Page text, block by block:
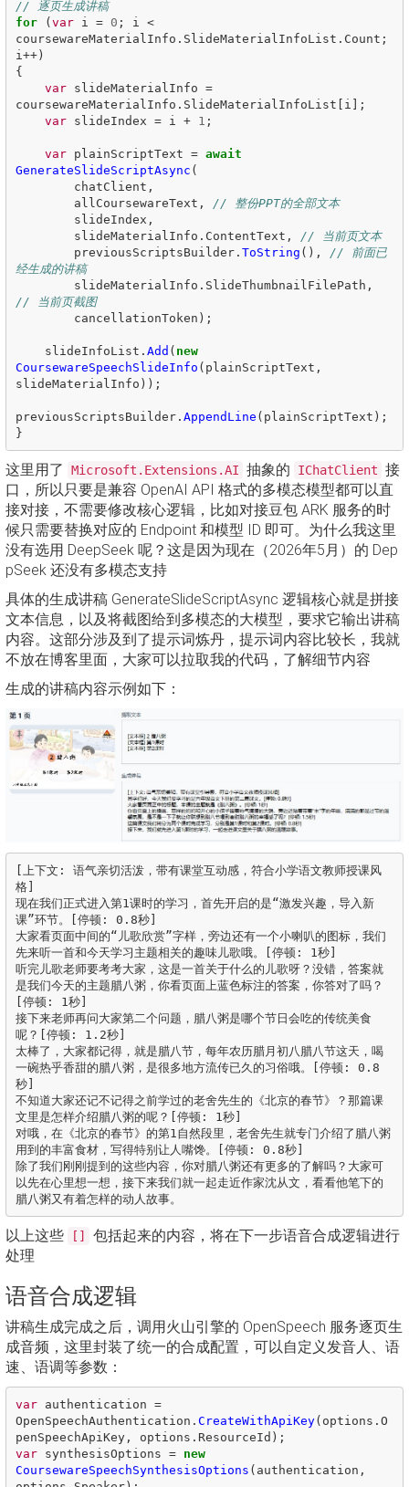
// 逐页生成讲稿
for
( var i = 0 ; i
<
coursewareMaterialInfo . SlideMaterialInfoList . Count ;
i ++)
{
var
slideMaterialInfo =
coursewareMaterialInfo . SlideMaterialInfoList i
];
var
slideIndex = i + 1 ;
var plainScriptText = await
GenerateSlideScriptAsync (
chatClient ,
allCoursewareText ,
// 整份PPT的全部文本
slideIndex ,
slideMaterialInfo . ContentText ,
// 当前页文本
previousScriptsBuilder. ToString (),
// 前面已
经生成的讲稿
slideMaterialInfo . SlideThumbnailFilePath ,
// 当前页截图
cancellationToken );
slideInfoList . Add ( new
CoursewareSpeechSlideInfo ( plainScriptText ,
slideMaterialInfo ));
previousScriptsBuilder. AppendLine ( plainScriptText );
}
这里用了 Microsoft.Extensions.AI 抽象的 IChatClient 接
口，所以只要是兼容 OpenAI API 格式的多模态模型都可以直
接对接，不需要修改核心逻辑，比如对接豆包 ARK 服务的时
候只需要替换对应的 Endpoint 和模型 ID 即可。为什么我这里
没有选用 DeepSeek 呢？这是因为现在（2026年5月）的 Dep
pSeek 还没有多模态支持
具体的生成讲稿 GenerateSlideScriptAsync 逻辑核心就是拼接
文本信息，以及将截图给到多模态的大模型，要求它输出讲稿
内容。这部分涉及到了提示词炼丹，提示词内容比较长，我就
不放在博客里面，大家可以拉取我的代码，了解细节内容
生成的讲稿内容示例如下：
[上下文: 语气亲切活泼，带有课堂互动感，符合小学语文教师授课风
格]
现在我们正式进入第1课时的学习，首先开启的是“激发兴趣，导入新
课”环节。[停顿: 0.8秒]
大家看页面中间的“儿歌欣赏”字样，旁边还有一个小喇叭的图标，我们
先来听一首和今天学习主题相关的趣味儿歌哦。[停顿: 1秒]
听完儿歌老师要考考大家，这是一首关于什么的儿歌呀？没错，答案就
是我们今天的主题腊八粥，你看页面上蓝色标注的答案，你答对了吗？
[停顿: 1秒]
接下来老师再问大家第二个问题，腊八粥是哪个节日会吃的传统美食
呢？[停顿: 1.2秒]
太棒了，大家都记得，就是腊八节，每年农历腊月初八腊八节这天，喝
一碗热乎香甜的腊八粥，是很多地方流传已久的习俗哦。[停顿: 0.8
秒]
不知道大家还记不记得之前学过的老舍先生的《北京的春节》？那篇课
文里是怎样介绍腊八粥的呢？[停顿: 1秒]
对哦，在《北京的春节》的第1自然段里，老舍先生就专门介绍了腊八粥
用到的丰富食材，写得特别让人嘴馋。[停顿: 0.8秒]
除了我们刚刚提到的这些内容，你对腊八粥还有更多的了解吗？大家可
以先在心里想一想，接下来我们就一起走近作家沈从文，看看他笔下的
以上这些 []
包括起来的内容，将在下一步语音合成逻辑进行
处理
语音合成逻辑
讲稿生成完成之后，调用火山引擎的 OpenSpeech 服务逐页生
成音频，这里封装了统一的合成配置，可以自定义发音人、语
速、语调等参数：
var authentication =
OpenSpeechAuthentication . CreateWithApiKey( options . O
penSpeechApiKey, options . ResourceId );
var
synthesisOptions =
new
CoursewareSpeechSynthesisOptions ( authentication ,